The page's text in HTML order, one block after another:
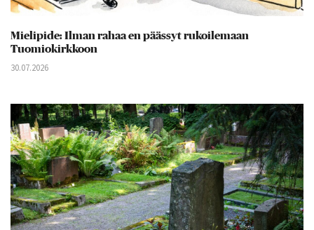
Mielipide: Ilman rahaa en päässyt rukoilemaan
Tuomiokirkkoon
30.07.2026